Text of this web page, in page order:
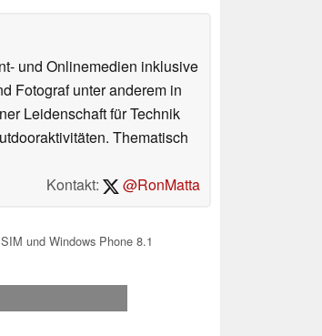
und Onlinemedien inklusive
Fotograf unter anderem in
Leidenschaft für Technik
Thematisch
Kontakt:
@RonMatta
und Windows Phone 8.1